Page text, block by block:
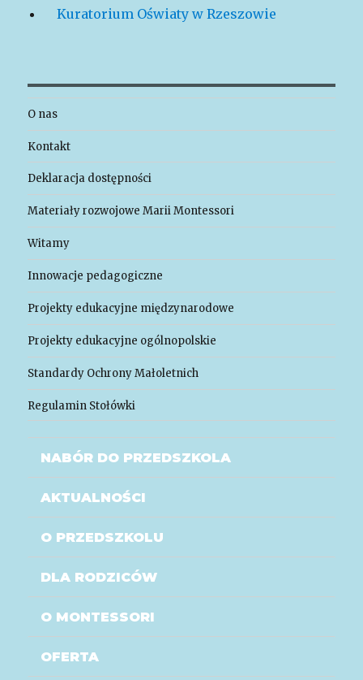
Kuratorium Oświaty w Rzeszowie
O nas
Kontakt
Deklaracja dostępności
Materiały rozwojowe Marii Montessori
Witamy
Innowacje pedagogiczne
Projekty edukacyjne międzynarodowe
Projekty edukacyjne ogólnopolskie
Standardy Ochrony Małoletnich
Regulamin Stołówki
NABÓR DO PRZEDSZKOLA
AKTUALNOŚCI
O PRZEDSZKOLU
DLA RODZICÓW
O MONTESSORI
OFERTA